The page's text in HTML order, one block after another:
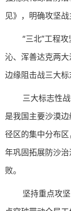
见》，明确攻坚战
“三北”工程
沁、浑善达克两
边缘阻击战三大标
三大标志性
是我国主要沙漠
径区的集中分布
年巩固拓展防沙
败。
坚持重点攻